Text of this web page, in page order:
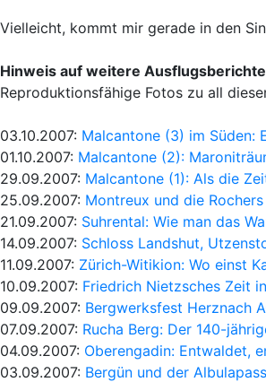
Vielleicht, kommt mir gerade in den
Hinweis auf weitere
Reproduktionsfähige Fotos zu all
03.10.2007: Malcantone (3) im Süden:
01.10.2007: Malcantone (2):
29.09.2007: Malcantone (1): Als die
25.09.2007: Montreux und die
21.09.2007: Suhrental: Wie man das
14.09.2007: Schloss Landshut,
11.09.2007: Zürich-Witikion: Wo einst
10.09.2007: Friedrich Nietzsches Zeit
09.09.2007: Bergwerksfest Herznach
07.09.2007: Rucha Berg: Der 140-
04.09.2007: Oberengadin: Entwaldet,
03.09.2007: Bergün und der